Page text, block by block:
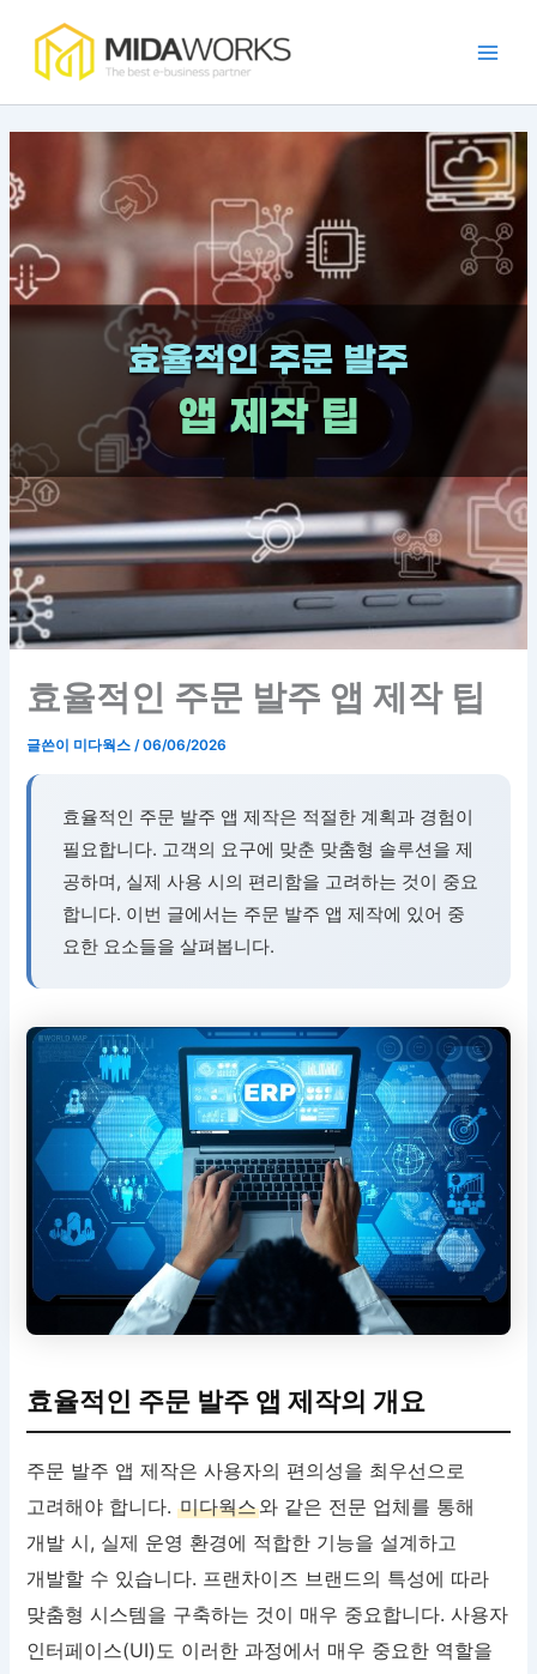
로
건
뛰
기
효율적인 주문 발주 앱 제작 팁
글쓴이 미다웍스/06/06/2026
효율적인 주문 발주 앱 제작은 적절한 계획과 경험이
필요합니다. 고객의 요구에 맞춘 맞춤형 솔루션을 제
공하며, 실제 사용 시의 편리함을 고려하는 것이 중요
합니다. 이번 글에서는 주문 발주 앱 제작에 있어 중
요한 요소들을 살펴봅니다.
효율적인 주문 발주 앱 제작의 개요
주문 발주 앱 제작은 사용자의 편의성을 최우선으로
고려해야 합니다.미다웍스와 같은 전문 업체를 통해
개발 시, 실제 운영 환경에 적합한 기능을 설계하고
개발할 수 있습니다. 프랜차이즈 브랜드의 특성에 따라
맞춤형 시스템을 구축하는 것이 매우 중요합니다. 사용자
인터페이스(UI)도 이러한 과정에서 매우 중요한 역할을
이
즈
에
적
합
E
R
P
특
징
카
페
랜
차
앱
의
장
점
과
특
징
발
주
동
화
스
템
현
방
법
관
리
요
성
점
포
털
개
렌
드
와
례